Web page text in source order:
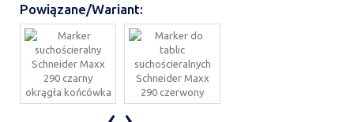
Powiązane/Wariant: